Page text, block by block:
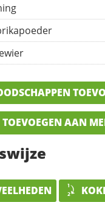
TOEVOEGEN AAN